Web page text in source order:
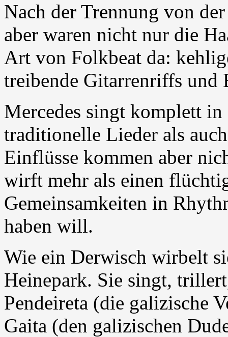
Nach der Trennung von
aber waren nicht nur die
Art von Folkbeat da:
treibende Gitarrenriffs und
Mercedes singt komplett
traditionelle Lieder als
Einflüsse kommen aber
wirft mehr als einen
Gemeinsamkeiten in
haben will.
Wie ein Derwisch wirbelt
Heinepark. Sie singt,
Pendeireta (die galizische
Gaita (den galizischen